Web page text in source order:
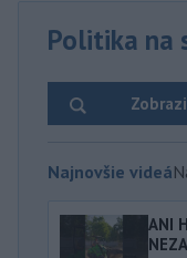
Politika na
Najnovšie videá
ANI